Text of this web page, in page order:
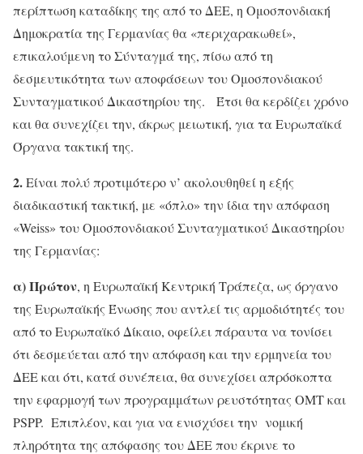
περίπτωση καταδίκης της από το ΔΕΕ, η Ομοσπονδιακή
Δημοκρατία της Γερμανίας θα «περιχαρακωθεί»,
επικαλούμενη το Σύνταγμά της, πίσω από τη
δεσμευτικότητα των αποφάσεων του Ομοσπονδιακού
Συνταγματικού Δικαστηρίου της. Έτσι θα κερδίζει χρόνο
και θα συνεχίζει την, άκρως μειωτική, για τα Ευρωπαϊκά
Όργανα τακτική της.
2.Είναι πολύ προτιμότερο ν’ ακολουθηθεί η εξής
διαδικαστική τακτική, με «όπλο» την ίδια την απόφαση
«Weiss» του Ομοσπονδιακού Συνταγματικού Δικαστηρίου
της Γερμανίας:
α) Πρώτον, η Ευρωπαϊκή Κεντρική Τράπεζα, ως όργανο
της Ευρωπαϊκής Ένωσης που αντλεί τις αρμοδιότητές του
από το Ευρωπαϊκό Δίκαιο, οφείλει πάραυτα να τονίσει
ότι δεσμεύεται από την απόφαση και την ερμηνεία του
ΔΕΕ και ότι, κατά συνέπεια, θα συνεχίσει απρόσκοπτα
την εφαρμογή των προγραμμάτων ρευστότητας OMT και
PSPP. Επιπλέον, και για να ενισχύσει την νομική
πληρότητα της απόφασης του ΔΕΕ που έκρινε το